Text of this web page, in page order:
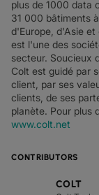
CONTRIBUTORS
COLT
plus de 1000 data
31 000 bâtiments
d'Europe, d'Asie et
est l'une des
secteur. Soucieux
Colt est guidé par
client, par ses
clients, de ses
planète. Pour plus
www.colt.net